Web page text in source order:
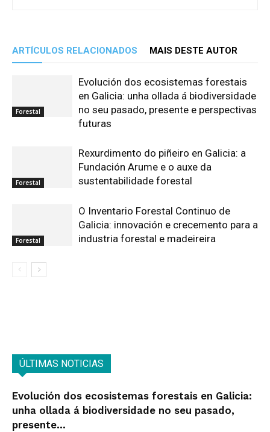
ARTÍCULOS RELACIONADOS MAIS DESTE AUTOR
Forestal
Evolución dos ecosistemas forestais
en Galicia: unha ollada á biodiversidade
no seu pasado, presente e perspectivas
futuras
Forestal
Rexurdimento do piñeiro en Galicia: a
Fundación Arume e o auxe da
sustentabilidade forestal
Forestal
O Inventario Forestal Continuo de
Galicia: innovación e crecemento para a
industria forestal e madeireira
ÚLTIMAS NOTICIAS
Evolución dos ecosistemas forestais en Galicia:
unha ollada á biodiversidade no seu pasado,
presente...